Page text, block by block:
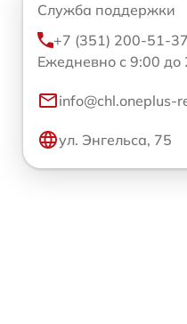
Служба поддержки
+7 (351) 200-51-37
Ежедневно с 9:00 до
info@chl.oneplus-
ул. Энгельса, 75